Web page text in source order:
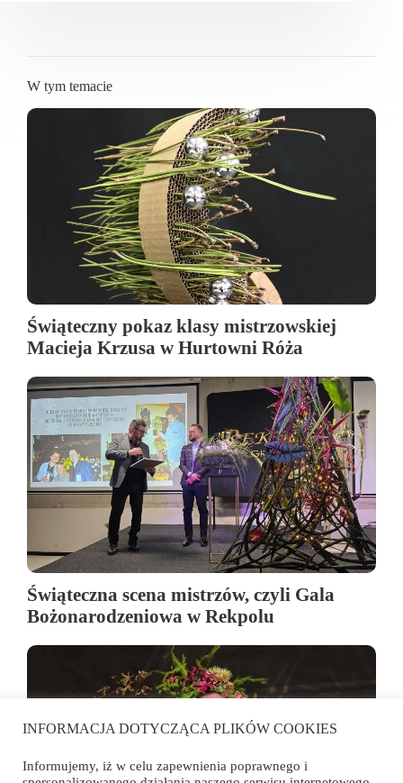
W tym temacie
Świąteczny pokaz klasy mistrzowskiej
Macieja Krzusa w Hurtowni Róża
Świąteczna scena mistrzów, czyli Gala
Bożonarodzeniowa w Rekpolu
INFORMACJA DOTYCZĄCA PLIKÓW COOKIES
Informujemy, iż w celu zapewnienia poprawnego i